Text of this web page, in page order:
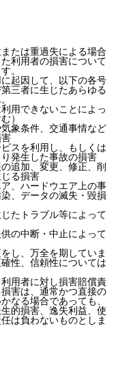
たは重過失による場合
利用者の損害について
。
起因して、以下の各号
三者に生じたあらゆる
用できないことによっ
）
象条件、交通事情など
スを利用し、もしくは
発生した事故の損害
追加、変更、修正、削
る損害
、ハードウエア上の事
、データの滅失・毀損
たトラブル等によって
の中断・中止によって
し、万全を期していま
性、信頼性については
用者に対し損害賠償責
害は、通常かつ直接の
なる場合であっても、
的損害、逸失利益、使
は負わないものとしま